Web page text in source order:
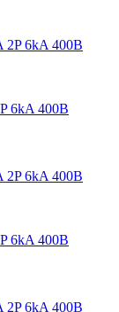
6kA 400В
6kA 400В